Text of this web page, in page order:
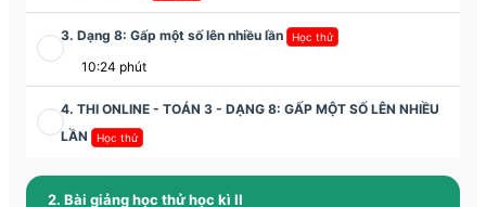
3. Dạng 8: Gấp một số lên nhiều lần Học thử
10:24 phút
4. THI ONLINE - TOÁN 3 - DẠNG 8: GẤP MỘT SỐ LÊN NHIỀU
LẦN
Học thử
2. Bài giảng học thử học kì II